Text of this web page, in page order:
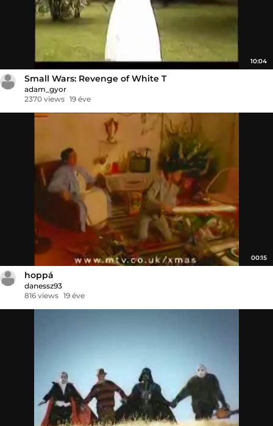
10:04
Small Wars: Revenge of White T
adam_gyor
2370 views 19 éve
00:15
hoppá
danessz93
816 views 19 éve